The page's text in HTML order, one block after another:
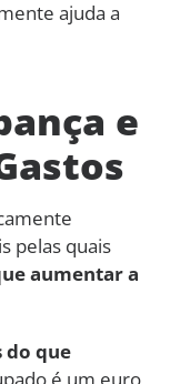
ajuda a
e
pelas quais
aumentar a
do que
é um euro